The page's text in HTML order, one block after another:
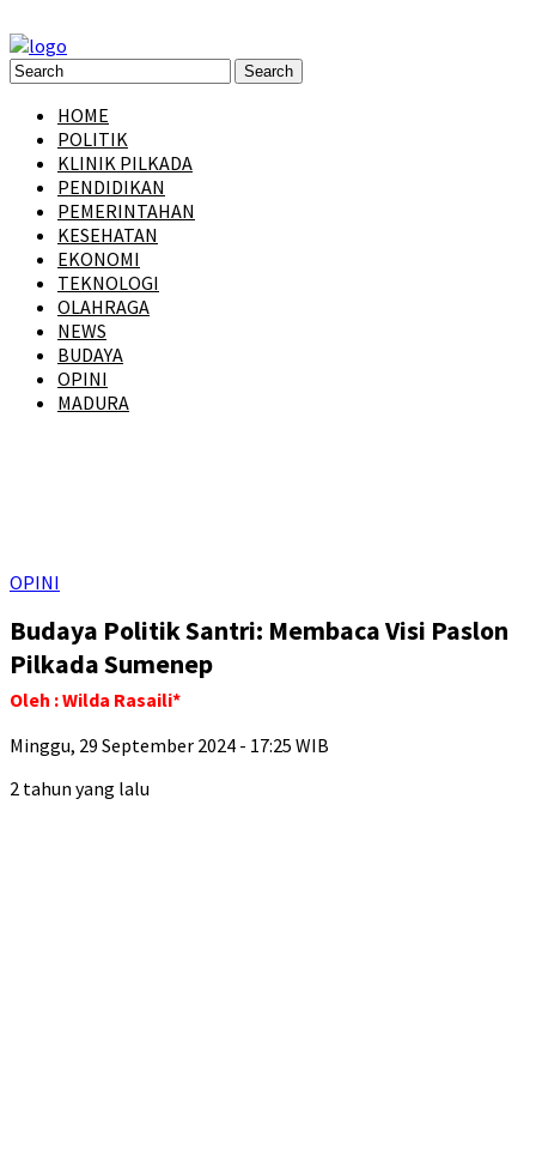
HOME
POLITIK
KLINIK PILKADA
PENDIDIKAN
PEMERINTAHAN
KESEHATAN
EKONOMI
TEKNOLOGI
OLAHRAGA
NEWS
BUDAYA
OPINI
MADURA
OPINI
Budaya Politik Santri: Membaca Visi Paslon
Pilkada Sumenep
Oleh : Wilda Rasaili*
Minggu, 29 September 2024 - 17:25 WIB
2 tahun yang lalu